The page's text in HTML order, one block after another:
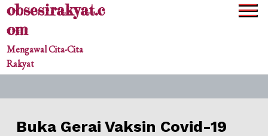
Skipobsesirakyat.c
om
Mengawal Cita-Cita
Rakyat
Buka Gerai Vaksin Covid-19